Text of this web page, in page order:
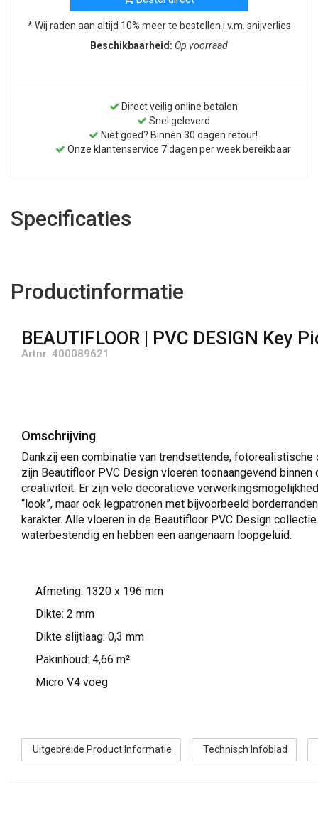
* Wij raden aan altijd 10% meer te bestellen i.v.m. snijverlies
Beschikbaarheid: Op voorraad
Direct veilig online betalen
Snel geleverd
Niet goed? Binnen 30 dagen retour!
Onze klantenservice 7 dagen per week bereikbaar
Specificaties
Productinformatie
BEAUTIFLOOR | PVC DESIGN
Artnr. 400089621
Omschrijving
Dankzij een combinatie van trendsettende,
zijn Beautifloor PVC Design vloeren toonaangevend
creativiteit. Er zijn vele decoratieve
“look”, maar ook legpatronen met bijvoorbeeld
karakter. Alle vloeren in de Beautifloor PVC Design
waterbestendig en hebben een aangenaam loopgeluid.
Afmeting: 1320 x 196 mm
Dikte: 2 mm
Dikte slijtlaag: 0,3 mm
Pakinhoud: 4,66 m²
Micro V4 voeg
Uitgebreide Product Informatie Technisch Infoblad